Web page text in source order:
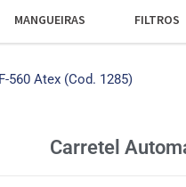
MANGUEIRAS FILTROS
560 Atex (Cod. 1285)
Carretel